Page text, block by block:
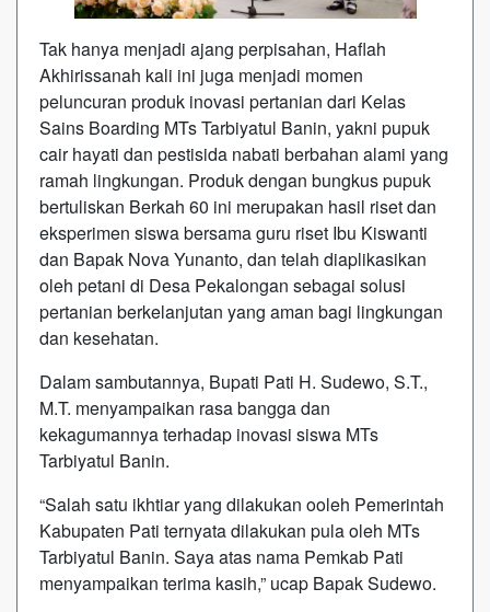
Tak hanya menjadi ajang perpisahan, Haflah
Akhirissanah kali ini juga menjadi momen
peluncuran produk inovasi pertanian dari Kelas
Sains Boarding MTs Tarbiyatul Banin, yakni pupuk
cair hayati dan pestisida nabati berbahan alami yang
ramah lingkungan. Produk dengan bungkus pupuk
bertuliskan Berkah 60 ini merupakan hasil riset dan
eksperimen siswa bersama guru riset Ibu Kiswanti
dan Bapak Nova Yunanto, dan telah diaplikasikan
oleh petani di Desa Pekalongan sebagai solusi
pertanian berkelanjutan yang aman bagi lingkungan
dan kesehatan.
Dalam sambutannya, Bupati Pati H. Sudewo, S.T.,
M.T. menyampaikan rasa bangga dan
kekagumannya terhadap inovasi siswa MTs
Tarbiyatul Banin.
“Salah satu ikhtiar yang dilakukan ooleh Pemerintah
Kabupaten Pati ternyata dilakukan pula oleh MTs
Tarbiyatul Banin. Saya atas nama Pemkab Pati
menyampaikan terima kasih,” ucap Bapak Sudewo.